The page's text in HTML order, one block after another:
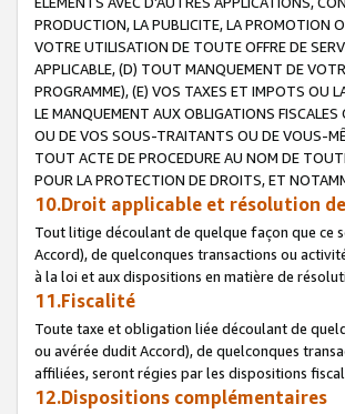
PRODUCTION, LA PUBLICITE, LA PROMOTION
VOTRE UTILISATION DE TOUTE OFFRE DE
APPLICABLE, (D) TOUT MANQUEMENT DE
PROGRAMME), (E) VOS TAXES ET IMPOTS OU
LE MANQUEMENT AUX OBLIGATIONS
OU DE VOS SOUS-TRAITANTS OU DE VOUS-
TOUT ACTE DE PROCEDURE AU NOM DE
POUR LA PROTECTION DE DROITS, ET
10.Droit applicable et résolution
Tout litige découlant de quelque façon que ce
Accord), de quelconques transactions ou
à la loi et aux dispositions en matière de
11.Fiscalité
Toute taxe et obligation liée découlant de
ou avérée dudit Accord), de quelconques
affiliées, seront régies par les dispositions
12.Dispositions complémentaires